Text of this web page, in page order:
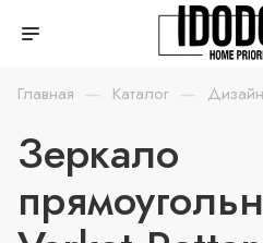
Главная — Каталог —
Зеркало